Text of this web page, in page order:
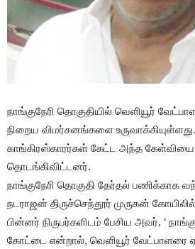
நாங்குநேரி தொகுதியில் வெளியூர்
நிறைய விமர்சனங்களை
காங்கிரஸ்காரர்கள் கேட்ட அந்த கேள்வியை
தொடங்கிவிட்டனர்.
நாங்குநேரி தொகுதி தேர்தல் பணிக்காக
நடராஜன் திருச்செந்தூர் முருகன்
பின்னர் நிருபர்களிடம் பேசிய அவர், ‘
கோட்டை என்றால், வெளியூர் வேட்பாளரை